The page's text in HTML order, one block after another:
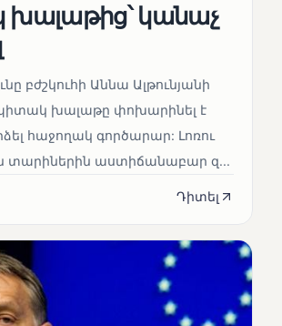
կանաչ
բժշկուհի Աննա Ալթունյանի
խալաթը փոխարինել է
հաջողակ գործարար: Լոռու
տարիներին աստիճանաբար զ...
Դիտել